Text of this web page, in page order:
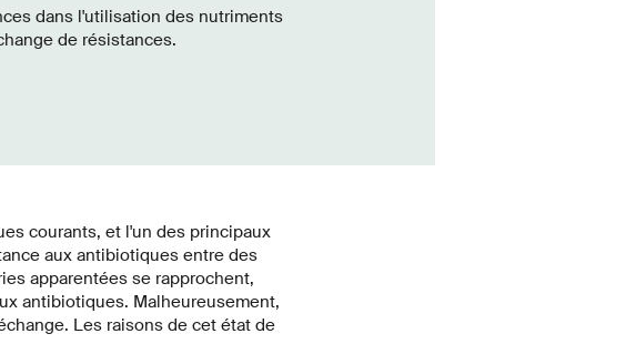
dans l'utilisation des nutriments
de résistances.
courants, et l'un des principaux
aux antibiotiques entre des
apparentées se rapprochent,
antibiotiques. Malheureusement,
Les raisons de cet état de